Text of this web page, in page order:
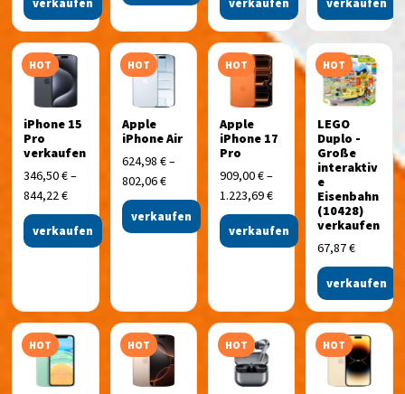
verkaufen verkaufen verkaufen
HOT
iPhone 15
Pro
verkaufen
346,50€–
844,22€
verkaufen
HOT
Apple
iPhone Air
624,98 €–
802,06€
verkaufen
HOT
Apple
iPhone 17
Pro
909,00€–
1.223,69€
verkaufen
HOT
LEGO
Duplo -
Große
interaktiv
e
Eisenbahn
(10428)
verkaufen
67,87€
verkaufen
HOT HOT HOT HOT